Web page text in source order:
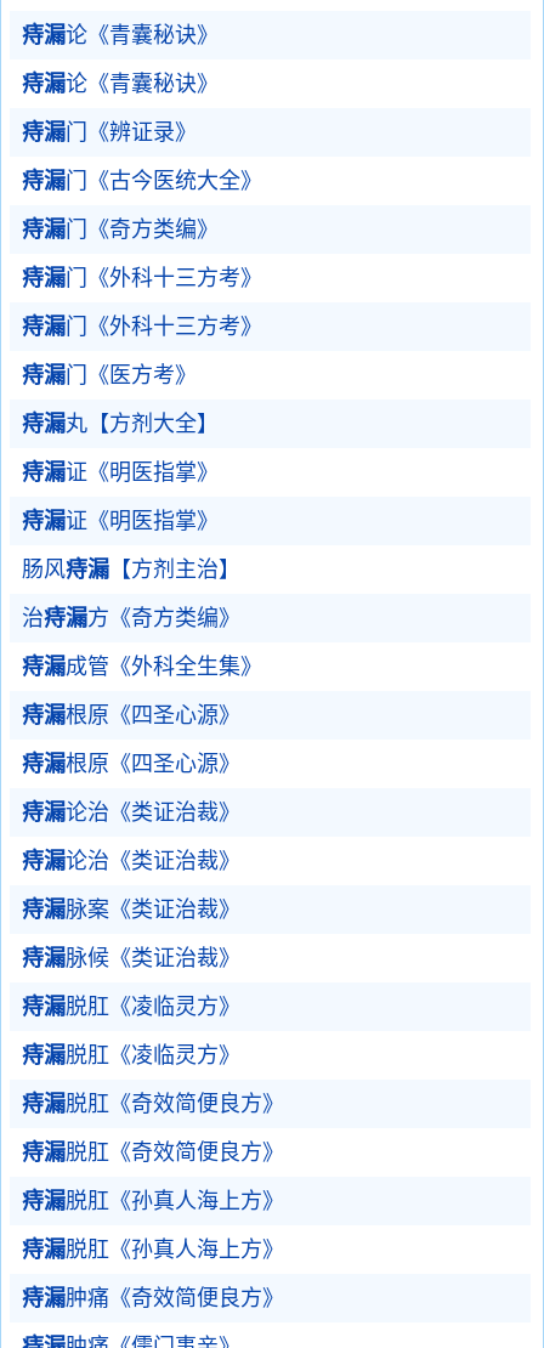
痔漏论《青囊秘诀》
痔漏论《青囊秘诀》
痔漏门《辨证录》
痔漏门《古今医统大全》
痔漏门《奇方类编》
痔漏门《外科十三方考》
痔漏门《外科十三方考》
痔漏门《医方考》
痔漏丸【方剂大全】
痔漏证《明医指掌》
痔漏证《明医指掌》
肠风痔漏 【方剂主治】
治痔漏方《奇方类编》
痔漏成管《外科全生集》
痔漏根原《四圣心源》
痔漏根原《四圣心源》
痔漏论治《类证治裁》
痔漏论治《类证治裁》
痔漏脉案《类证治裁》
痔漏脉候《类证治裁》
痔漏脱肛《凌临灵方》
痔漏脱肛《凌临灵方》
痔漏脱肛《奇效简便良方》
痔漏脱肛《奇效简便良方》
痔漏脱肛《孙真人海上方》
痔漏脱肛《孙真人海上方》
痔漏肿痛《奇效简便良方》